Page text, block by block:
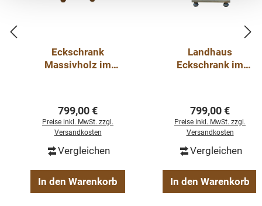
gewachst, Farbe honig
Eckschrank
Massivholz im
Regulärer Preis:
799,00 €
Preise inkl. MwSt. zzgl.
Versandkosten
Vergleichen
In den Warenkorb
Landhaus
Eckschrank im
Regulärer Preis:
799,00 €
Preise inkl. MwSt. zzgl.
Versandkosten
Vergleichen
In den Warenkorb